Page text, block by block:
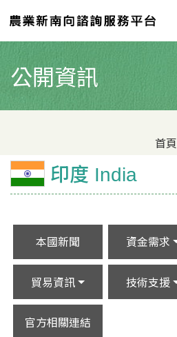
公開資訊
首頁
印度 India
本國新聞 資金需求
貿易資訊 技術支援
官方相關連結